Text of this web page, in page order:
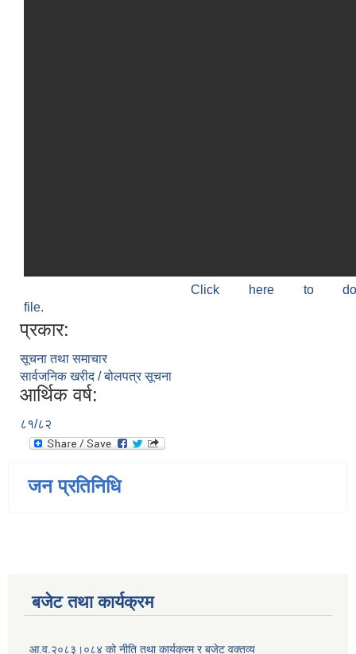
Click here to
file.
प्रकार:
सूचना तथा समाचार
सार्वजनिक खरीद / बोलपत्र सूचना
आर्थिक वर्ष:
८१/८२
जन प्रतिनिधि
बजेट तथा कार्यक्रम
आ.व.२०८३।०८४ को नीति तथा कार्यक्रम र बजेट वक्तव्य